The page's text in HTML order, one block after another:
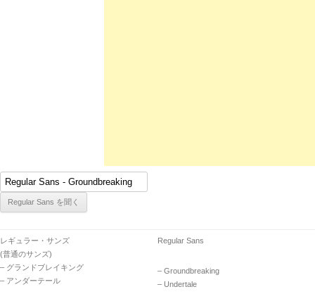
レギュラー・サンズ
(普通のサンズ)
– グランドブレイキング
– アンダーテール
Regular Sans
– Groundbreaking
– Undertale